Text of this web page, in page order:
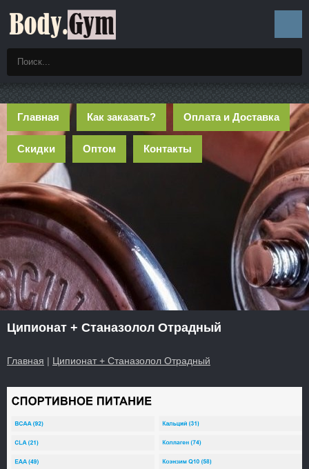
Главная Как заказать? Оплата и Доставка
Скидки Оптом Контакты
Ципионат + Станазолол Отрадный
Главная | Ципионат + Станазолол Отрадный